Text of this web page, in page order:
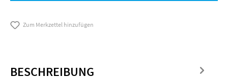
Zum Merkzettel hinzufügen
BESCHREIBUNG